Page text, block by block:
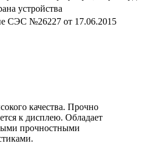
устройства
СЭС №26227 от 17.06.2015
качества. Прочно
к дисплею. Обладает
прочностными